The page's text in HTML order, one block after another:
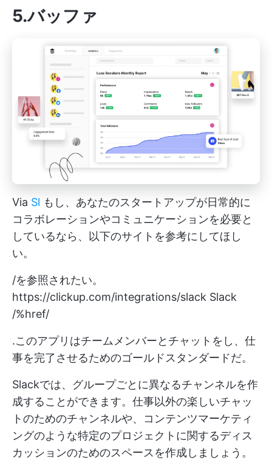
5.バッファ
Via Sl もし、あなたのスタートアップが日常的に
コラボレーションやコミュニケーションを必要と
しているなら、以下のサイトを参考にしてほし
い。
/を参照されたい。
https://clickup.com/integrations/slack Slack
/%href/
.このアプリはチームメンバーとチャットをし、仕
事を完了させるためのゴールドスタンダードだ。
Slackでは、グループごとに異なるチャンネルを作
成することができます。仕事以外の楽しいチャッ
トのためのチャンネルや、コンテンツマーケティ
ングのような特定のプロジェクトに関するディス
カッションのためのスペースを作成しましょう。